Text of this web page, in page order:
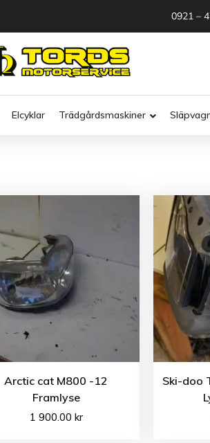
0921 –
Elcyklar Trädgårdsmaskiner
Arctic cat M800 -12
Framlyse
1 900.00 kr
Ski-doo